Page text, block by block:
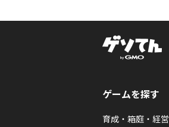
ゲームを探す
育成・箱庭・経営